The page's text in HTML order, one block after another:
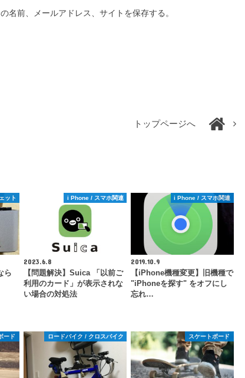
名前、メールアドレス、サイトを保存する。
トップページへ
ット
ら
i Phone / スマホ関連
2023.6.8
【問題解決】Suica 「以前ご
利用のカード」が表示されな
い場合の対処法
i Phone / スマホ関連
2019.10.9
【iPhone機種変更】旧機種で
"iPhoneを探す" をオフにし
忘れ…
ード ロードバイク / クロスバイク スケートボード